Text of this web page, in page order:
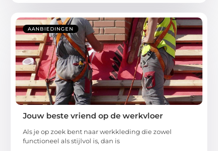
AANBIEDINGEN
Jouw beste vriend op de werkvloer
Als je op zoek bent naar werkkleding die zowel
functioneel als stijlvol is, dan is